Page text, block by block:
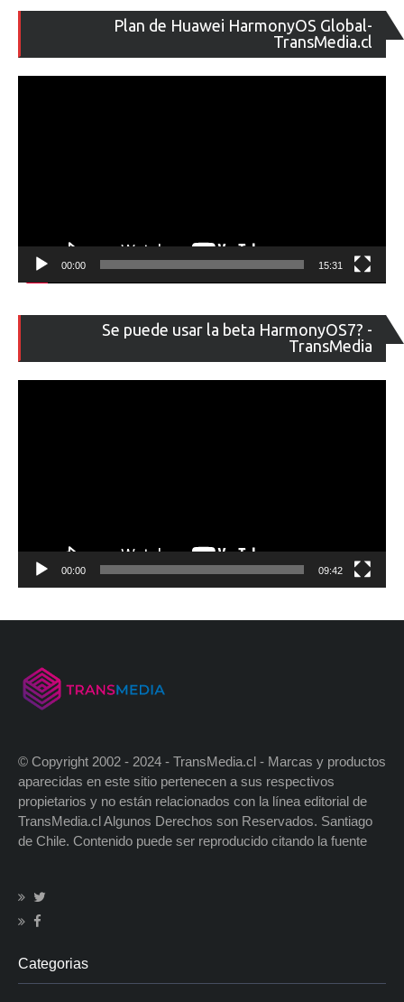
Plan de Huawei HarmonyOS Global-
TransMedia.cl
de
00:00 15:31
Se puede usar la beta HarmonyOS7? -
TransMedia
de
00:00 09:42
© Copyright 2002 - 2024 - TransMedia.cl - Marcas y productos
aparecidas en este sitio pertenecen a sus respectivos
propietarios y no están relacionados con la línea editorial de
TransMedia.cl Algunos Derechos son Reservados. Santiago
de Chile. Contenido puede ser reproducido citando la fuente
Categorias